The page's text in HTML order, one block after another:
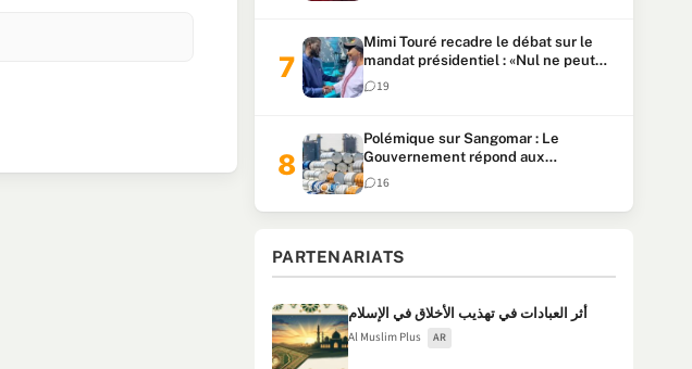
Mimi Touré recadre le débat sur le
mandat présidentiel : «Nul ne peut
faire plus de deux mandats
consécutifs de 5 ans»
19
Polémique sur Sangomar : Le
Gouvernement répond aux
accusations et clarifie le partage des
milliards
16
PARTENARIATS
أثر العبادات في تهذيب الأخلاق في الإسلام
Al Muslim Plus AR